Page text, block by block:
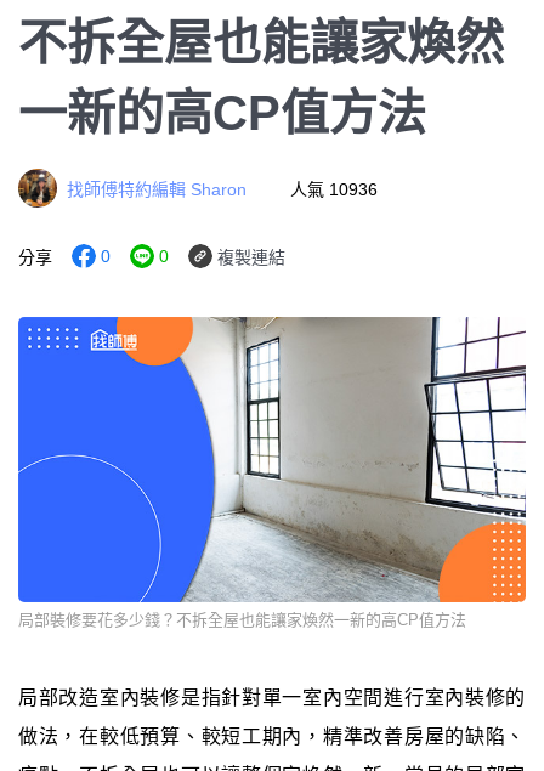
不拆全屋也能讓家煥然
一新的高CP值方法
找師傅特約編輯 Sharon 人氣 10936
分享 0 0 複製連結
局部裝修要花多少錢？不拆全屋也能讓家煥然一新的高CP值方法
局部改造室內裝修是指針對單一室內空間進行室內裝修的
做法，在較低預算、較短工期內，精準改善房屋的缺陷、